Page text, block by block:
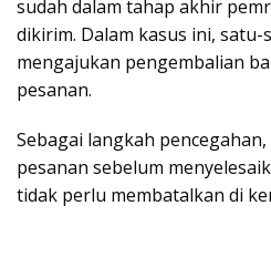
sudah dalam tahap akhir
dikirim. Dalam kasus ini,
mengajukan pengembalian
pesanan.
Sebagai langkah
pesanan sebelum
tidak perlu membatalkan di